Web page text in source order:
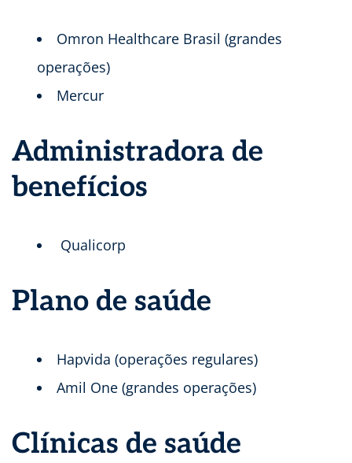
Omron Healthcare Brasil (grandes
operações)
Mercur
Administradora de
benefícios
Qualicorp
Plano de saúde
Hapvida (operações regulares)
Amil One (grandes operações)
Clínicas de saúde